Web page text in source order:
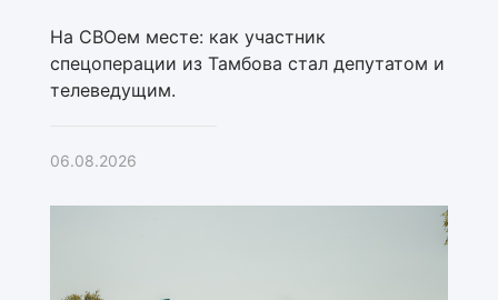
На СВОем месте: как участник
спецоперации из Тамбова стал депутатом и
телеведущим.
06.08.2026